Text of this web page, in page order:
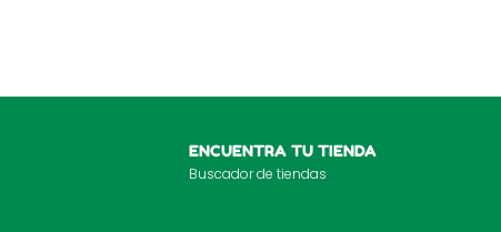
ENCUENTRA TU TIENDA
Buscador de tiendas